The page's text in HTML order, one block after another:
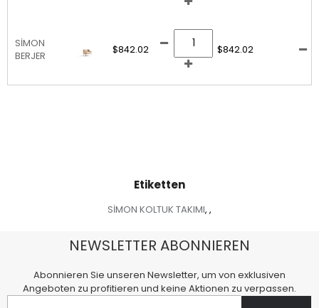
SİMON
BERJER
$842.02 $842.02
Etiketten
SİMON KOLTUK TAKIMI, ,
NEWSLETTER ABONNIEREN
Abonnieren Sie unseren Newsletter, um von exklusiven
Angeboten zu profitieren und keine Aktionen zu verpassen.